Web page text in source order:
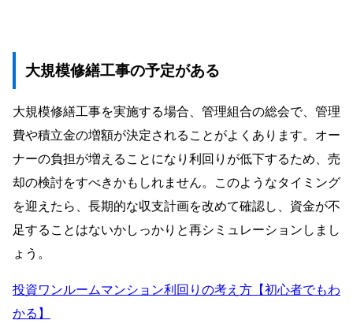
大規模修繕工事の予定がある
大規模修繕工事を実施する場合、管理組合の総会で、管理
費や積立金の増額が決定されることがよくあります。オー
ナーの負担が増えることになり利回りが低下するため、売
却の検討をすべきかもしれません。このようなタイミング
を迎えたら、長期的な収支計画を改めて確認し、資金が不
足することはないかしっかりと再シミュレーションしまし
ょう。
投資ワンルームマンション利回りの考え方【初心者でもわ
かる】